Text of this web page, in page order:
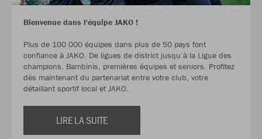
Bienvenue dans l'équipe JAKO !
Plus de 100 000 équipes dans plus de 50 pays font
confiance à JAKO. De ligues de district jusqu‘à la Ligue des
champions. Bambinis, premières équipes et seniors. Profitez
dès maintenant du partenariat entre votre club, votre
détaillant sportif local et JAKO.
LIRE LA SUITE